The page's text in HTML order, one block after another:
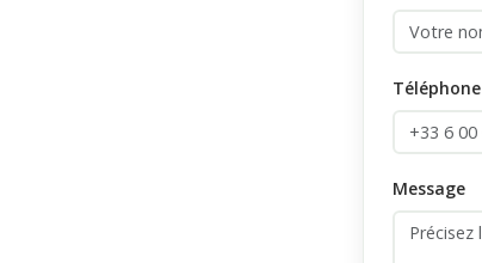
Téléphone
Message